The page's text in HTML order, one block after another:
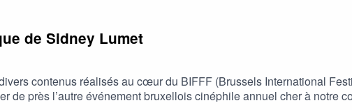
de Sidney Lumet
contenus réalisés au cœur du BIFFF (Brussels International
de près l’autre événement bruxellois cinéphile annuel cher à notre